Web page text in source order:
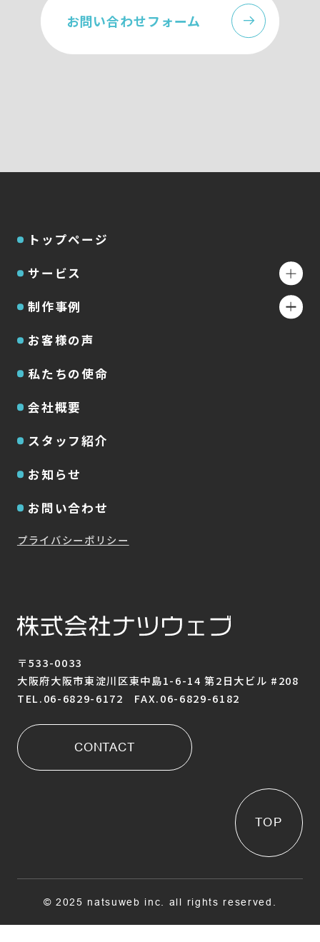
お問い合わせフォーム
〒533-0033
大阪府大阪市東淀川区東中島1-6-14 第2日大ビル #208
TEL.06-6829-6172 FAX.06-6829-6182
CONTACT
トップページ
サービス
制作事例
お客様の声
私たちの使命
会社概要
スタッフ紹介
お知らせ
お問い合わせ
プライバシーポリシー
TOP
© 2025 natsuweb inc. all rights reserved.